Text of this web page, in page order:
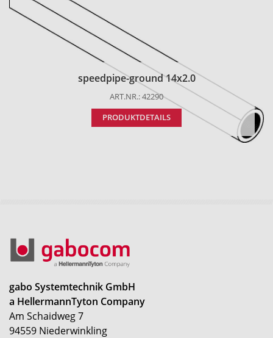
speedpipe-ground 14x2.0
ART.NR.: 42290
PRODUKTDETAILS
gabo Systemtechnik GmbH
a HellermannTyton Company
Am Schaidweg 7
94559 Niederwinkling